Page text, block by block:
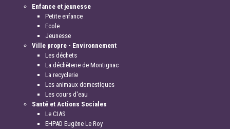
Enfance et jeunesse
Petite enfance
Ecole
Jeunesse
Ville propre - Environnement
Les déchets
La déchèterie de Montignac
La recyclerie
Les animaux domestiques
Les cours d'eau
Santé et Actions Sociales
Le CIAS
EHPAD Eugène Le Roy